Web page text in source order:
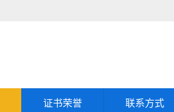
证书荣誉 联系方式